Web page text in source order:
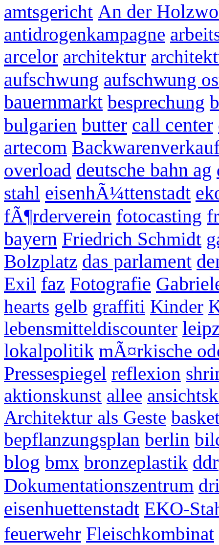
amtsgericht An der
antidrogenkampagne
arcelor architektur
aufschwung aufschwung
bauernmarkt besprechung
bulgarien butter call center
artecom
overload deutsche bahn ag
stahl eisenhÃ¼ttenstadt
fÃ¶rderverein fotocasting
bayern Friedrich Schmidt
Bolzplatz das parlament
Exil faz Fotografie
hearts gelb graffiti Kinder
lebensmitteldiscounter
lokalpolitik mÃ¤rkische
Pressespiegel reflexion
aktionskunst allee
Architektur als Geste
bepflanzungsplan berlin
blog bmx bronzeplastik ddr
Dokumentationszentrum
eisenhuettenstadt EKO-
feuerwehr Fleischkombinat